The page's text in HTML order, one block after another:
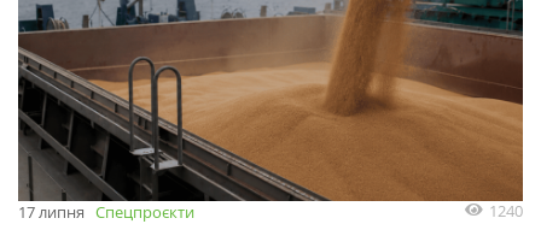
17 липня Спецпроєкти 1240